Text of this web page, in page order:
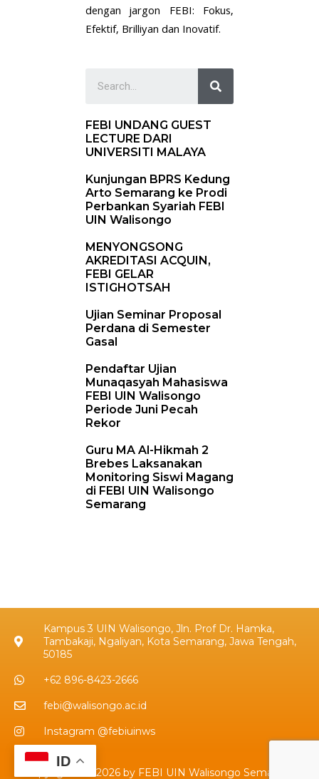
dengan jargon FEBI: Fokus,
Efektif, Brilliyan dan Inovatif.
FEBI UNDANG GUEST
LECTURE DARI
UNIVERSITI MALAYA
Kunjungan BPRS Kedung
Arto Semarang ke Prodi
Perbankan Syariah FEBI
UIN Walisongo
MENYONGSONG
AKREDITASI ACQUIN,
FEBI GELAR
ISTIGHOTSAH
Ujian Seminar Proposal
Perdana di Semester
Gasal
Pendaftar Ujian
Munaqasyah Mahasiswa
FEBI UIN Walisongo
Periode Juni Pecah
Rekor
Guru MA Al-Hikmah 2
Brebes Laksanakan
Monitoring Siswi Magang
di FEBI UIN Walisongo
Semarang
Kampus 3 UIN Walisongo, Jln. Prof Dr. Hamka,
Tambakaji, Ngaliyan, Kota Semarang, Jawa Tengah,
50185
+62 896-8423-2666
febi@walisongo.ac.id
Instagram @febiuinws
Copyrights © 2026 by FEBI UIN Walisongo Semarang
ID